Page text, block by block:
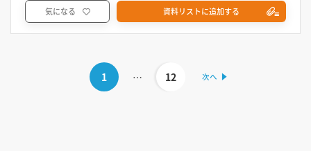
気になる 資料リストに追加する
1 … 12